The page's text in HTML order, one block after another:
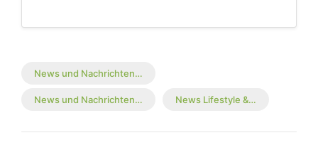
News und Nachrichten…
News und Nachrichten… News Lifestyle &…